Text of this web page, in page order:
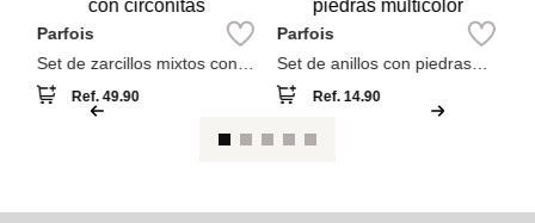
También compraron